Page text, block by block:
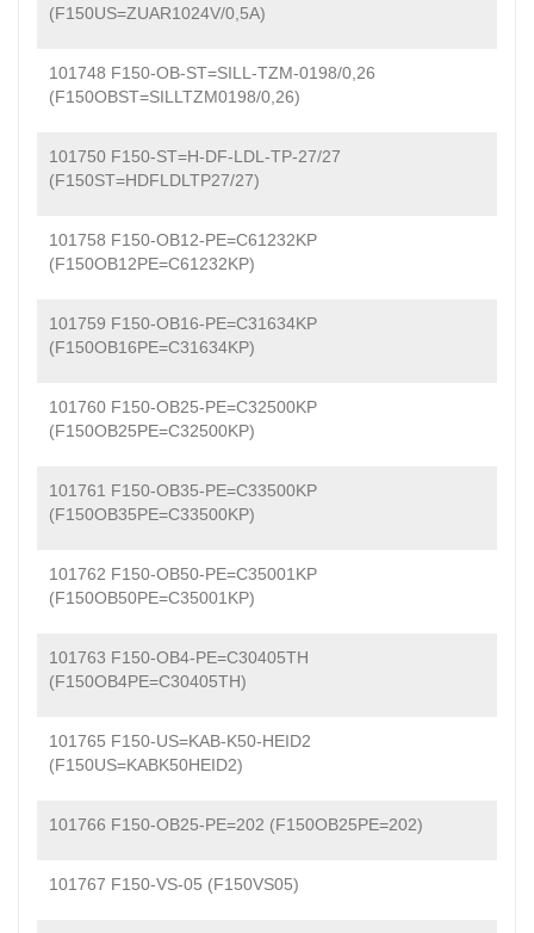
(F150US=ZUAR1024V/0,5A)
101748 F150-OB-ST=SILL-TZM-0198/0,26
(F150OBST=SILLTZM0198/0,26)
101750 F150-ST=H-DF-LDL-TP-27/27
(F150ST=HDFLDLTP27/27)
101758 F150-OB12-PE=C61232KP
(F150OB12PE=C61232KP)
101759 F150-OB16-PE=C31634KP
(F150OB16PE=C31634KP)
101760 F150-OB25-PE=C32500KP
(F150OB25PE=C32500KP)
101761 F150-OB35-PE=C33500KP
(F150OB35PE=C33500KP)
101762 F150-OB50-PE=C35001KP
(F150OB50PE=C35001KP)
101763 F150-OB4-PE=C30405TH
(F150OB4PE=C30405TH)
101765 F150-US=KAB-K50-HEID2
(F150US=KABK50HEID2)
101766 F150-OB25-PE=202 (F150OB25PE=202)
101767 F150-VS-05 (F150VS05)